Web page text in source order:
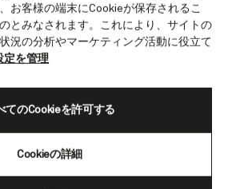
お客様の端末にCookieが保存されるこ
とみなされます。これにより、サイトの
況の分析やマーケティング活動に役立て
定を管理
Cookieの詳細
てのCookieを許可する